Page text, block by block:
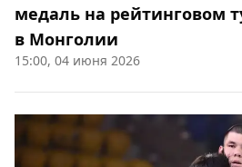
медаль на рейтинговом
в Монголии
15:00, 04 июня 2026